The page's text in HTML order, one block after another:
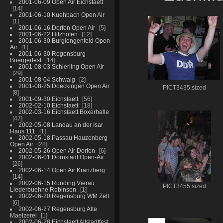
2001-06-09 Open Air Eichstaett
14
2001-06-10 Kuehbach Open Air
1
2001-06-16 Dorfen Open Air
5
2001-06-22 Hitzhofen
12
2001-06-30 Burglengenfeld Open
Air
1
2001-06-30 Regensburg
Buergerfest
14
2001-08-03 Schierling Open Air
29
2001-08-04 Schwaig
2
2001-08-25 Doeckingen Open Air
8
2001-09-30 Eichstaett
56
2002-02-10 Eichstaett
18
2002-03-16 Eichstaett Boxerhalle
47
2002-05-08 Landau an der Isar
Haus 111
1
2002-05-18 Passau Hauzenberg
Open Air
28
2002-05-26 Open Air Dorfen
6
2002-06-01 Dornstadt Open-Air
26
2002-06-14 Open Air Kranzberg
14
2002-06-15 Runding Vierau
Liederbuehne Robinson
1
2002-06-20 Regensburg WM Zelt
6
2002-06-27 Regensburg Alte
Maelzerei
1
2002-06-28 Eichstaett Altstadtfest
PICT3435.sized
PICT3455.sized